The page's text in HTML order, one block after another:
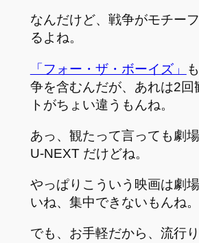
なんだけど、戦争がモチー
るよね。
「フォー・ザ・ボーイズ」
争を含むんだが、あれは2回
トがちょい違うもんね。
あっ、観たって言っても劇
U-NEXT だけどね。
やっぱりこういう映画は劇
いね、集中できないもんね。
でも、お手軽だから、流行